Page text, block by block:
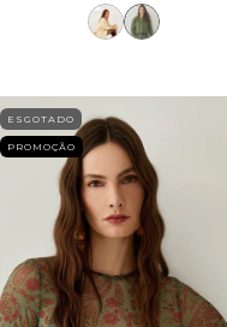
ESGOTADO
PROMOÇÃO